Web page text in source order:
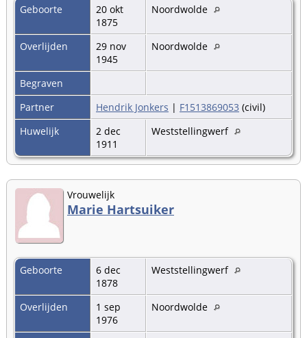
Geboorte
20 okt
1875
Noordwolde
Overlijden
29 nov
1945
Noordwolde
Begraven
Partner
Hendrik Jonkers | F1513869053 (civil)
Huwelijk
2 dec
1911
Weststellingwerf
Vrouwelijk
Marie Hartsuiker
Geboorte
6 dec
1878
Weststellingwerf
Overlijden
1 sep
1976
Noordwolde